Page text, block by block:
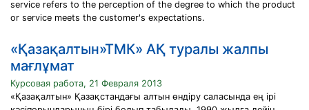
service refers to the perception of the degree to which the product
or service meets the customer's expectations.
«Қазақалтын»ТМК» АҚ туралы жалпы
мағлұмат
Курсовая работа, 21 Февраля 2013
«Қазақалтын» Қазақстандағы алтын өндіру саласында ең ірі